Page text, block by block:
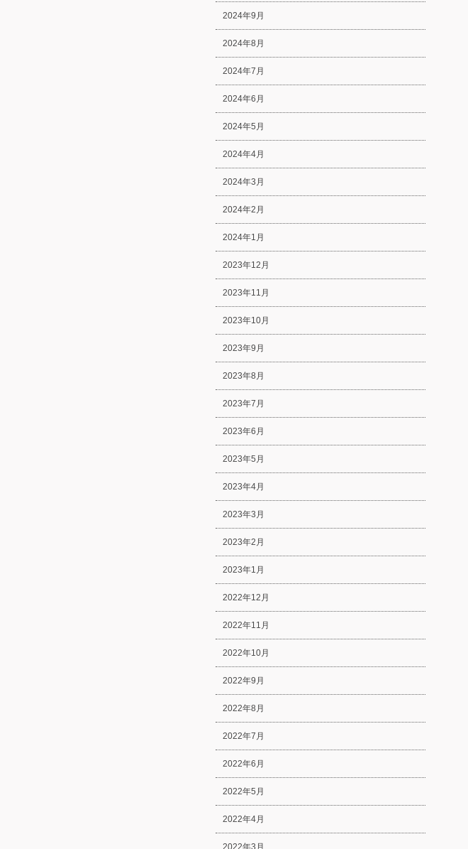
2024年9月
2024年8月
2024年7月
2024年6月
2024年5月
2024年4月
2024年3月
2024年2月
2024年1月
2023年12月
2023年11月
2023年10月
2023年9月
2023年8月
2023年7月
2023年6月
2023年5月
2023年4月
2023年3月
2023年2月
2023年1月
2022年12月
2022年11月
2022年10月
2022年9月
2022年8月
2022年7月
2022年6月
2022年5月
2022年4月
2022年3月